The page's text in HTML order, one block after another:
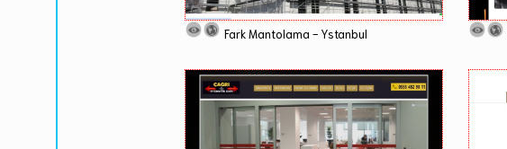
Fark Mantolama - Ystanbul